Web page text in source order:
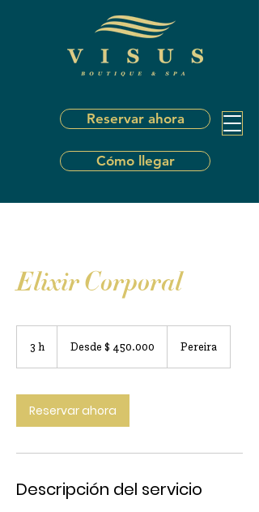
Reservar ahora
Cómo llegar
Elixir Corporal
3 h
pesosDesde $ 450.000 Pereira
Reservar ahora
Descripción del servicio